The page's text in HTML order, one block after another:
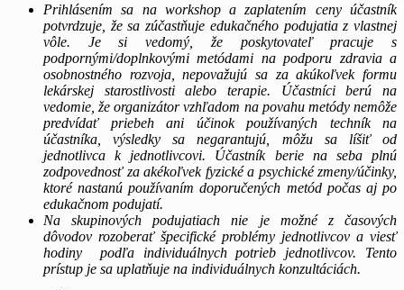
Prihlásením sa na workshop a zaplatením ceny účastník
potvrdzuje, že sa zúčastňuje edukačného podujatia z vlastnej
vôle. Je si vedomý, že poskytovateľ pracuje s
podpornými/doplnkovými metódami na podporu zdravia a
osobnostného rozvoja, nepovažujú sa za akúkoľvek formu
lekárskej starostlivosti alebo terapie. Účastníci berú na
vedomie, že organizátor vzhľadom na povahu metódy nemôže
predvídať priebeh ani účinok používaných techník na
účastníka, výsledky sa negarantujú, môžu sa líšiť od
jednotlivca k jednotlivcovi. Účastník berie na seba plnú
zodpovednosť za akékoľvek fyzické a psychické zmeny/účinky,
ktoré nastanú používaním doporučených metód počas aj po
edukačnom podujatí.
Na skupinových podujatiach nie je možné z časových
dôvodov rozoberať špecifické problémy jednotlivcov a viesť
hodiny podľa individuálnych potrieb jednotlivcov. Tento
prístup je sa uplatňuje na individuálnych konzultáciách.